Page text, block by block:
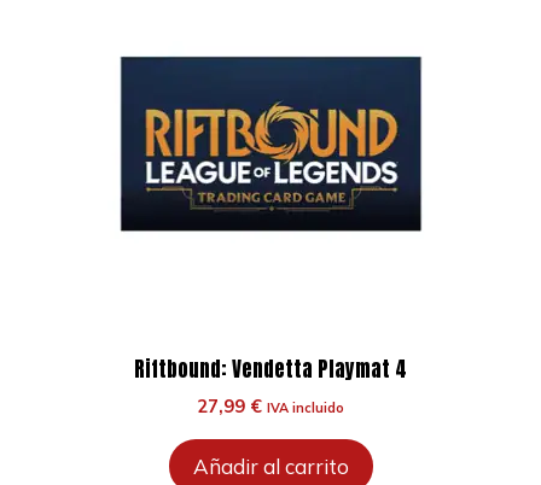
Riftbound: Vendetta Playmat 4
27,99 € IVA incluido
Añadir al carrito